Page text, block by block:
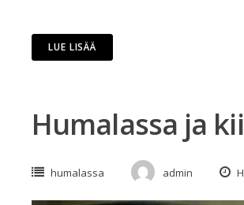
LUE LISÄÄ
Humalassa ja
humalassa admin